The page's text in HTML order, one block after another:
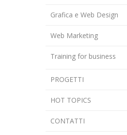
Grafica e Web Design
Web Marketing
Training for business
PROGETTI
HOT TOPICS
CONTATTI